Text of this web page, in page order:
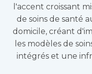
l'accent croissant
de soins de santé
domicile, créant
les modèles de
intégrés et une